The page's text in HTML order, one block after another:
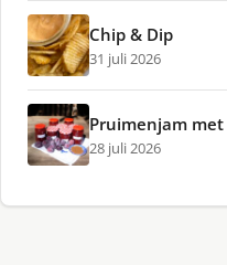
Chip & Dip
31 juli 2026
Pruimenjam
28 juli 2026